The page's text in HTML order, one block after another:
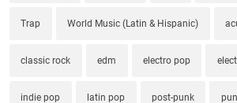
Trap World Music (Latin & Hispanic)
classic rock edm electro pop
indie pop latin pop post-punk